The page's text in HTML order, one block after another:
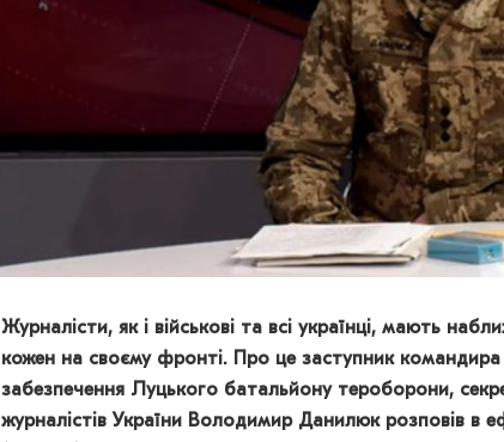
Журналісти, як і військові та всі українці, мають
кожен на своєму фронті. Про це заступник
забезпечення Луцького батальйону тероборони,
журналістів України Володимир Данилюк розповів в